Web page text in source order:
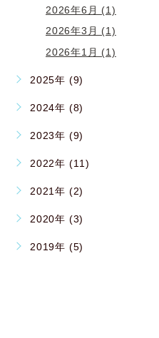
2026年6月 (1)
2026年3月 (1)
2026年1月 (1)
2025年 (9)
2024年 (8)
2023年 (9)
2022年 (11)
2021年 (2)
2020年 (3)
2019年 (5)